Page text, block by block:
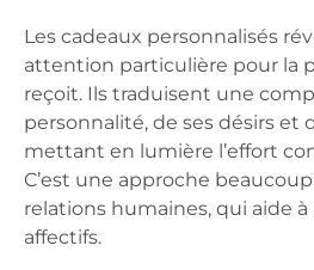
Les cadeaux personnalisés
attention particulière pour la
reçoit. Ils traduisent une
personnalité, de ses désirs et
mettant en lumière l’effort
C’est une approche
relations humaines, qui aide
affectifs.